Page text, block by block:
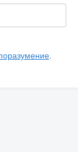
.